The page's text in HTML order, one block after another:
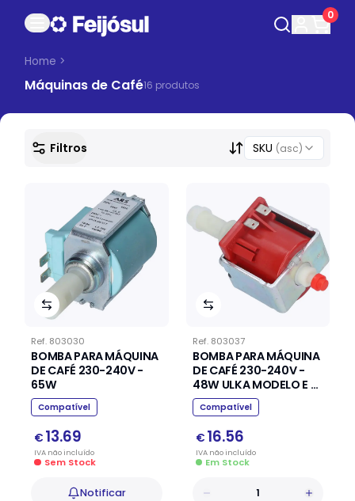
0
Home >
Máquinas de Café16 produtos
Filtros SKU (asc)
Ref. 803030
BOMBA PARA MÁQUINA
DE CAFÉ 230-240V -
65W
Compatível
€ 13.69
IVA nãoincluído
Sem Stock
Notificar
Ref. 803037
BOMBA PARA MÁQUINA
DE CAFÉ 230-240V -
48W ULKA MODELO E -
TYPE EP7
Compatível
€ 16.56
IVA nãoincluído
Em Stock